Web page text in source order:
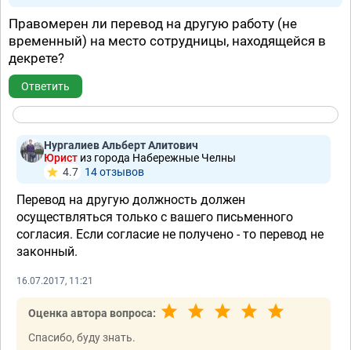
Правомерен ли перевод на другую работу (не
временный) на место сотрудницы, находящейся в
декрете?
Ответить
Нургалиев Альберт Алитович
Юрист из города Набережные Челны
4.7 14 отзывов
Перевод на другую должность должен
осуществляться только с вашего письменного
согласия. Если согласие не получено - то перевод не
законный.
16.07.2017, 11:21
Оценка автора вопроса:
Спасибо, буду знать.